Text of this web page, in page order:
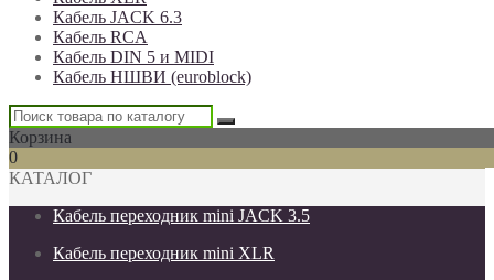
Кабель JACK 6.3
Кабель RCA
Кабель DIN 5 и MIDI
Кабель НШВИ (euroblock)
Корзина
0
КАТАЛОГ
Кабель переходник mini JACK 3.5
Кабель переходник mini XLR